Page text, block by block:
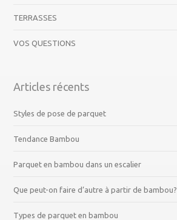
TERRASSES
VOS QUESTIONS
Articles récents
Styles de pose de parquet
Tendance Bambou
Parquet en bambou dans un escalier
Que peut-on faire d’autre à partir de bambou?
Types de parquet en bambou